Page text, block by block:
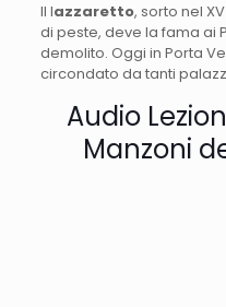
Il lazzaretto, sorto nel
di peste, deve la fama ai
demolito. Oggi in Porta
circondato da tanti
Audio
Manzoni